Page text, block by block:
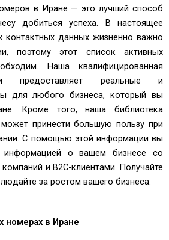
в Иране — это лучший способ
добиться успеха. В настоящее
контактных данных жизненно важно
поэтому этот список активных
Наша квалифицированная
предоставляет реальные и
для любого бизнеса, который вы
Кроме того, наша библиотека
принести большую пользу при
С помощью этой информации вы
информацией о вашем бизнесе со
и B2C-клиентами. Получайте
за ростом вашего бизнеса.
номерах в Иране